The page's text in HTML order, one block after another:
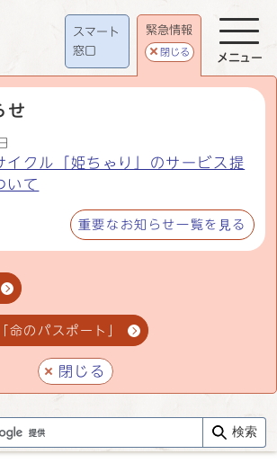
スマート
窓口
緊急情報
閉じる
せ
イクル「姫ちゃり」のサービス提
いて
重要なお知らせ一覧を見る
命のパスポート」
閉じる
メニュー
検索